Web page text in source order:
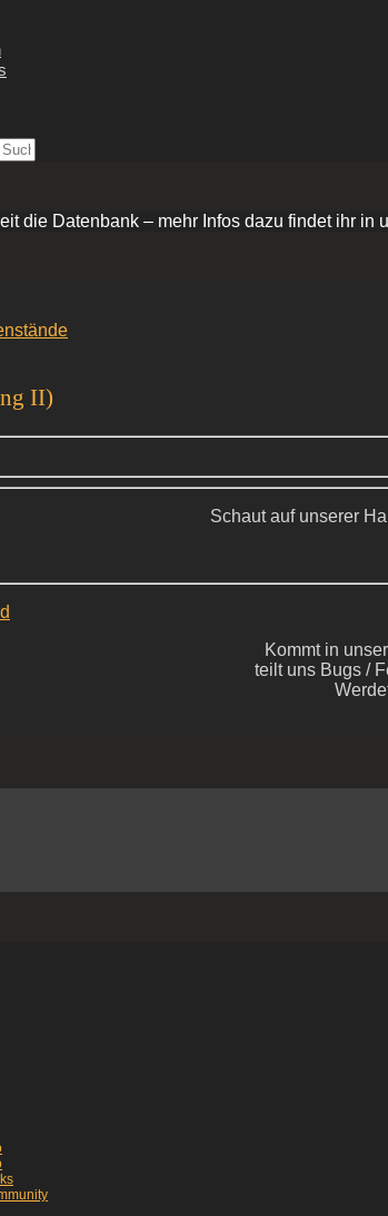
die Datenbank – mehr Infos dazu findet ihr in
II)
Schaut auf unserer
Kommt in
teilt uns Bugs /